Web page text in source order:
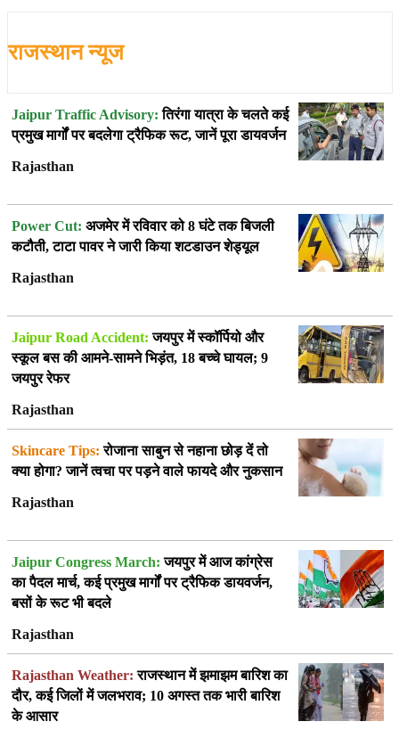
राजस्थान न्यूज
Jaipur Traffic Advisory: तिरंगा यात्रा के चलते कई
प्रमुख मार्गों पर बदलेगा ट्रैफिक रूट, जानें पूरा डायवर्जन
Rajasthan
Power Cut: अजमेर में रविवार को 8 घंटे तक बिजली
कटौती, टाटा पावर ने जारी किया शटडाउन शेड्यूल
Rajasthan
Jaipur Road Accident: जयपुर में स्कॉर्पियो और
स्कूल बस की आमने-सामने भिड़ंत, 18 बच्चे घायल; 9
जयपुर रेफर
Rajasthan
Skincare Tips: रोजाना साबुन से नहाना छोड़ दें तो
क्या होगा? जानें त्वचा पर पड़ने वाले फायदे और नुकसान
Rajasthan
Jaipur Congress March: जयपुर में आज कांग्रेस
का पैदल मार्च, कई प्रमुख मार्गों पर ट्रैफिक डायवर्जन,
बसों के रूट भी बदले
Rajasthan
Rajasthan Weather: राजस्थान में झमाझम बारिश का
दौर, कई जिलों में जलभराव; 10 अगस्त तक भारी बारिश
के आसार